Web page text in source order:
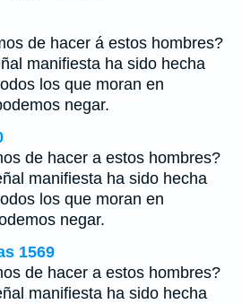
de hacer á estos hombres?
manifiesta ha sido hecha
los que moran en
negar.
de hacer a estos hombres?
manifiesta ha sido hecha
los que moran en
negar.
1569
de hacer a estos hombres?
manifiesta ha sido hecha